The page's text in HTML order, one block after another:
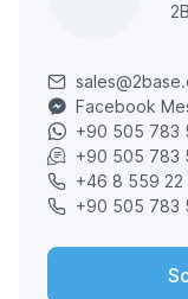
Facebook
+90 505 783
+90 505 783
+46 8 559 22
+90 505 783